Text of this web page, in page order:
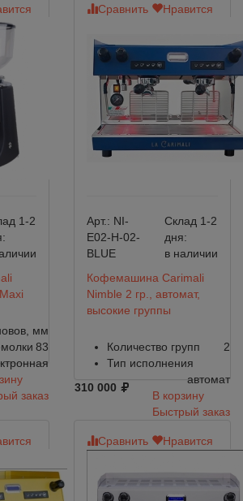
1-2
мм
83
заказ
Сравнить Нравится
Арт.: NI-
E02-H-02-
BLUE
Склад 1-2
дня:
в наличии
Кофемашина Carimali
Nimble 2 гр., автомат,
высокие группы
Количество групп
2
Тип исполнения
автомат
310 000
В корзину
Быстрый заказ
Сравнить Нравится